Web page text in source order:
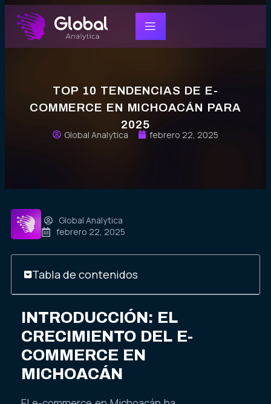
TOP 10 TENDENCIAS DE E-
2025
Global Analytica
Global Analytica
Tabla de contenidos
INTRODUCCIÓN: EL
CRECIMIENTO DEL E-
COMMERCE EN
MICHOACÁN